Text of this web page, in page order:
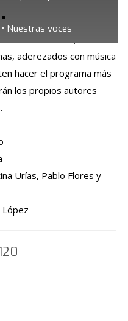
Nuestras voces
los escritores son
de un programa
de duración, donde
aderezados con música
hacer el programa más
los propios autores
Urías, Pablo Flores y
López